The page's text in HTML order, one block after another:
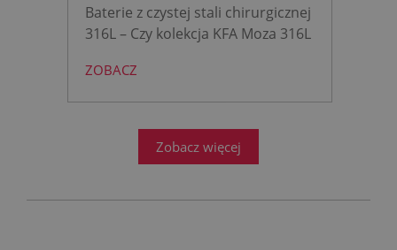
łazience?
Baterie z czystej stali chirurgicznej
316L – Czy kolekcja KFA Moza 316L
łazience?
projektowanie łazienek stanęło
ZOBACZ
Zobacz więcej